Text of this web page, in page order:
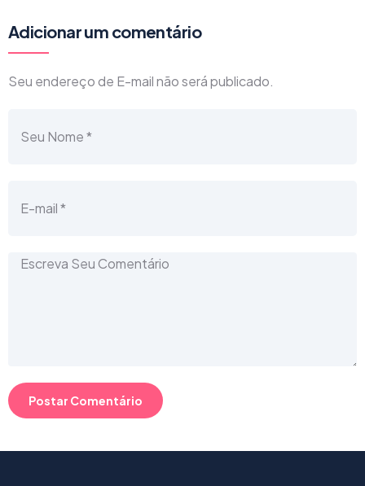
Adicionar um comentário
Seu endereço de E-mail não será publicado.